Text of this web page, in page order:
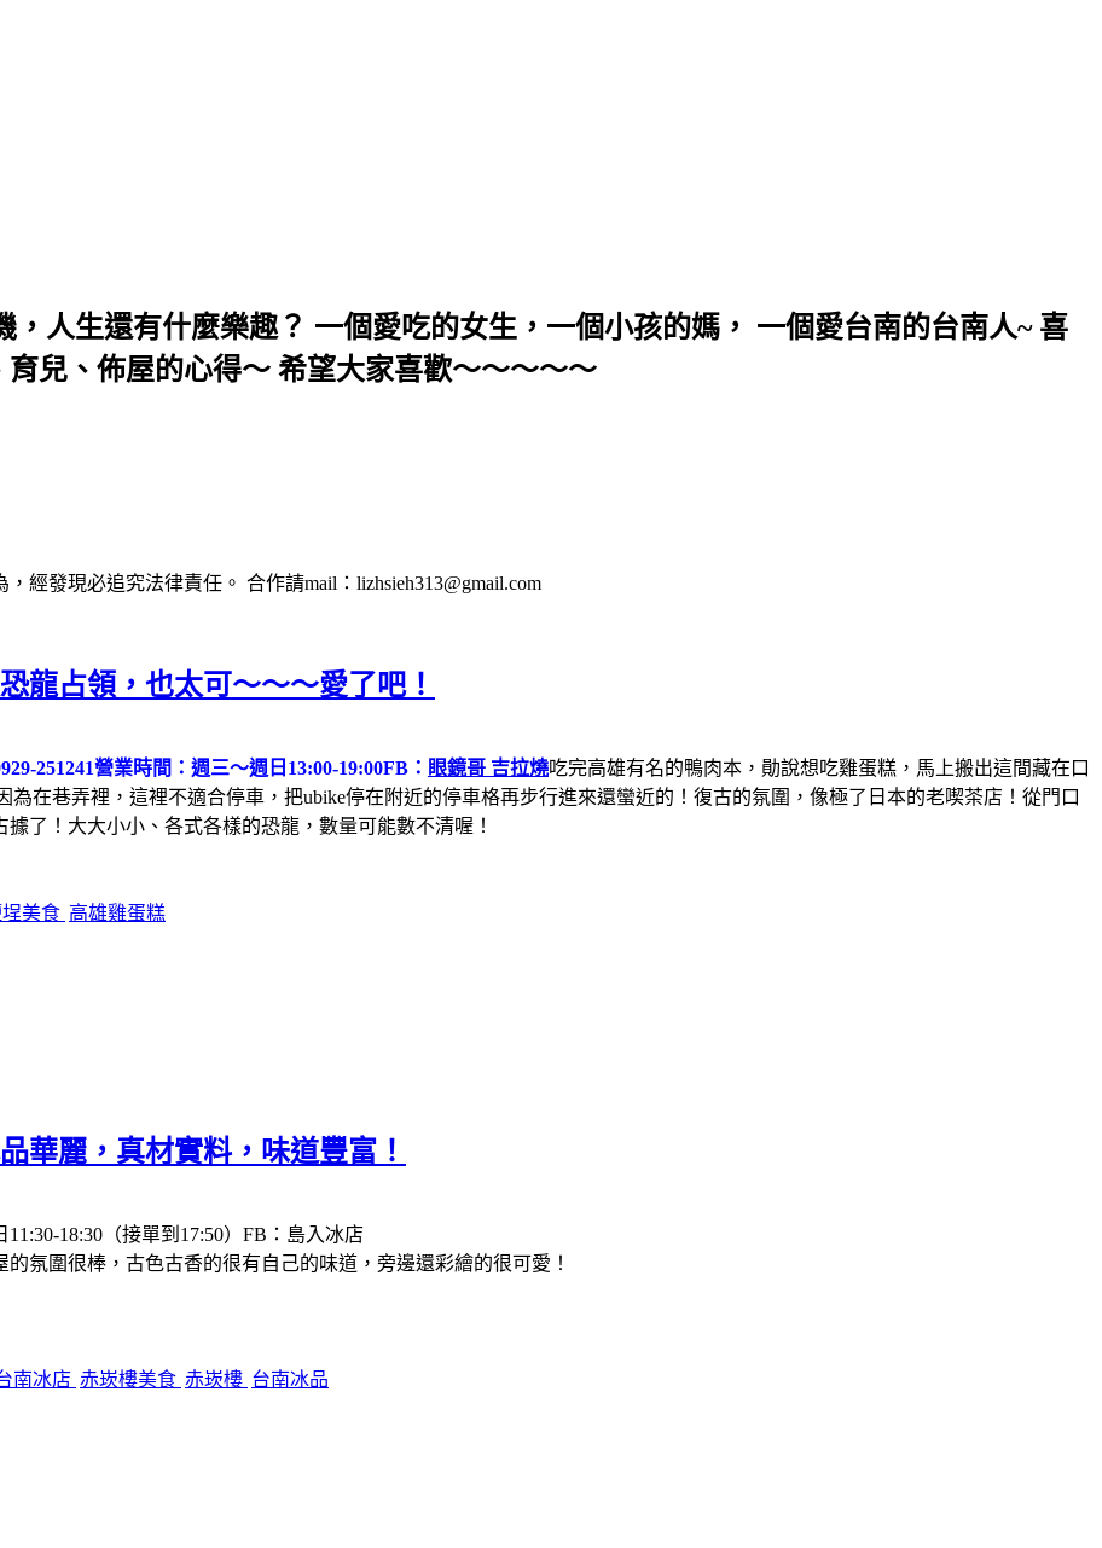
人生還有什麼樂趣？ 一個愛吃的女生，一個小孩的媽， 一個愛台南的台南人~ 喜
兒、佈屋的心得～ 希望大家喜歡～～～～～
經發現必追究法律責任。 合作請mail：lizhsieh313@gmail.com
龍占領，也太可～～～愛了吧！
251241營業時間：週三～週日13:00-19:00FB： 眼鏡哥 吉拉燒吃完高雄有名的鴨肉本，勛說想吃雞蛋糕，馬上搬出這間藏在口
在巷弄裡，這裡不適合停車，把ubike停在附近的停車格再步行進來還蠻近的！復古的氛圍，像極了日本的老喫茶店！從門口
了！大大小小、各式各樣的恐龍，數量可能數不清喔！
美食 高雄雞蛋糕
華麗，真材實料，味道豐富！
18:30（接單到17:50）FB：島入冰店
氛圍很棒，古色古香的很有自己的味道，旁邊還彩繪的很可愛！
南冰店 赤崁樓美食 赤崁樓 台南冰品